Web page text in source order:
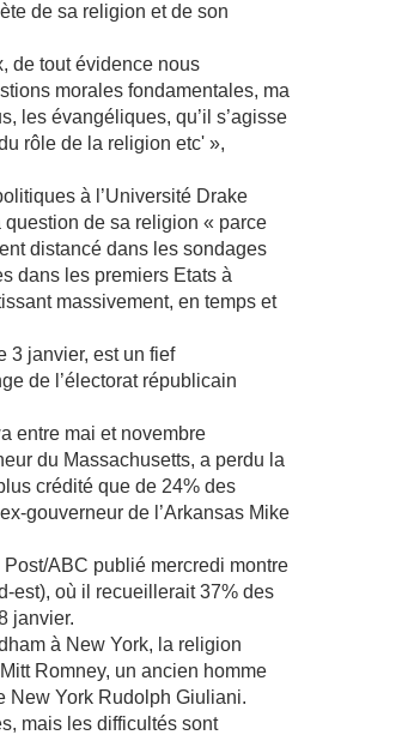
de sa religion et de son
de tout évidence nous
morales fondamentales, ma
les évangéliques, qu’il s’agisse
rôle de la religion etc' »,
à l’Université Drake
question de sa religion « parce
distancé dans les sondages
dans les premiers Etats à
massivement, en temps et
3 janvier, est un fief
de l’électorat républicain
entre mai et novembre
du Massachusetts, a perdu la
crédité que de 24% des
gouverneur de l’Arkansas Mike
ABC publié mercredi montre
est), où il recueillerait 37% des
janvier.
à New York, la religion
Romney, un ancien homme
New York Rudolph Giuliani.
mais les difficultés sont